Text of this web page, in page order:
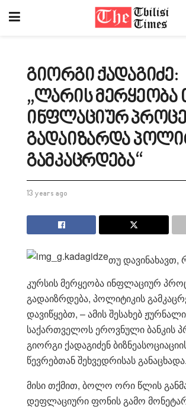
გიორგი ქადაგიძე:
„ლარის მერყეობა
ინფლაციურ
გადაიზარდა
გამკაცრდება“
13 years ago
თუ
კურსის მერყეობა ინფლაციურ
გადაიზრდება, პოლიტიკის
დავიწყებთ, – ამის შესახებ
საქართველოს ეროვნული ბანკის
გიორგი ქადაგიძენ
წევრებთან შეხვედრისას განაცხადა.
მისი თქმით, ბოლო ორი წლის
დეფლაციური ფონის გამო